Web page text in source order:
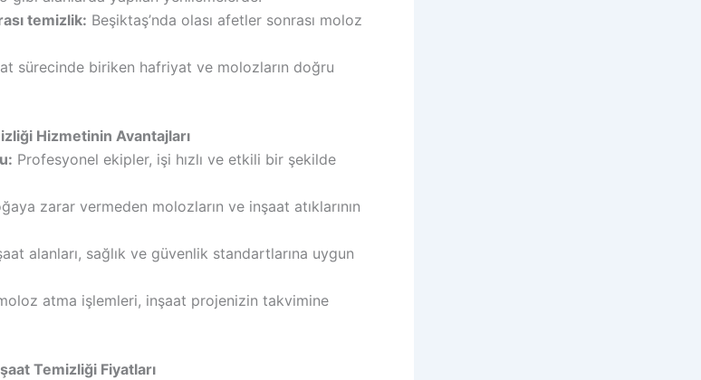
temizlik: Beşiktaş’nda olası afetler sonrası moloz
sürecinde biriken hafriyat ve molozların doğru
Hizmetinin Avantajları
Profesyonel ekipler, işi hızlı ve etkili bir şekilde
zarar vermeden molozların ve inşaat atıklarının
alanları, sağlık ve güvenlik standartlarına uygun
atma işlemleri, inşaat projenizin takvimine
Temizliği Fiyatları